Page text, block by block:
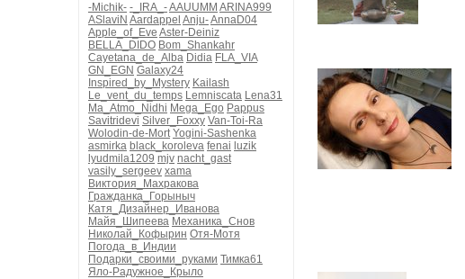
-Michik- -_IRA_-AAUUMM ARINA999
ASlaviN Aardappel Anju-AnnaD04
Apple_of_Eve Aster-Deiniz
BELLA_DIDO Bom_Shankahr
Cayetana_de_Alba Didia FLA_VIA
GN_EGN Galaxy24
Inspired_by_Mystery Kailash
Le_vent_du_temps Lemniscata Lena31
Ma_Atmo_Nidhi Mega_Ego Pappus
Savitridevi Silver_Foxxy Van-Toi-Ra
Wolodin-de-Mort Yogini-Sashenka
asmirka black_koroleva fenai luzik
lyudmila1209 mjv nacht_gast
vasily_sergeev xama
Виктория_Махракова
Гражданка_Горыныч
Катя_Дизайнер_Иванова
Майя_Шипеева Механика_Снов
Николай_Кофырин Отя-Мотя
Погода_в_Индии
Подарки_своими_руками Тимка61
Яло-Радужное_Крыло